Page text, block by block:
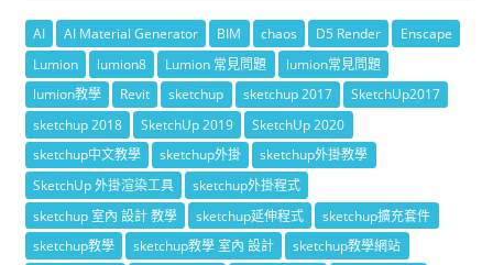
AI AI Material Generator BIM chaos D5 Render
Enscape
Lumion
lumion8 Lumion 常見問題
lumion常見問題
lumion教學
Revit sketchup sketchup 2017
SketchUp2017
sketchup 2018
SketchUp 2019
SketchUp 2020
sketchup中文教學
sketchup外掛
sketchup外掛教學
SketchUp 外掛渲染工具
sketchup外掛程式
sketchup 室內 設計 教學
sketchup延伸程式
sketchup擴充套件
sketchup教學
sketchup教學 室內 設計
sketchup教學網站